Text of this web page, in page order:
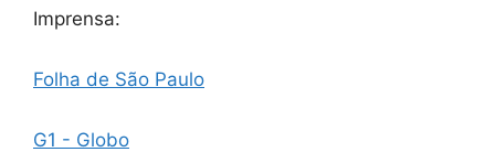
Imprensa:
Folha de São Paulo
G1 - Globo